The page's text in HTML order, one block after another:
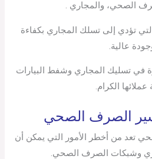
الصحي، والمجاري .
تؤدي إلى تسلك المجاري بكفاءة
عالية.
في تسليك المجاري وشفط البيارات
عملائها الكرام.
الصرف الصحي
تعد من أخطر الأمور التي يمكن أن
وشبكات الصرف الصحي.